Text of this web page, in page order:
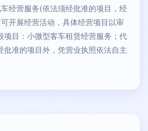
经营服务(依法须经批准的项目，经
开展经营活动，具体经营项目以审
项目：小微型客车租赁经营服务；代
批准的项目外，凭营业执照依法自主